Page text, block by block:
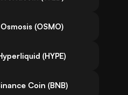
(OSMO)
(HYPE)
Coin (BNB)